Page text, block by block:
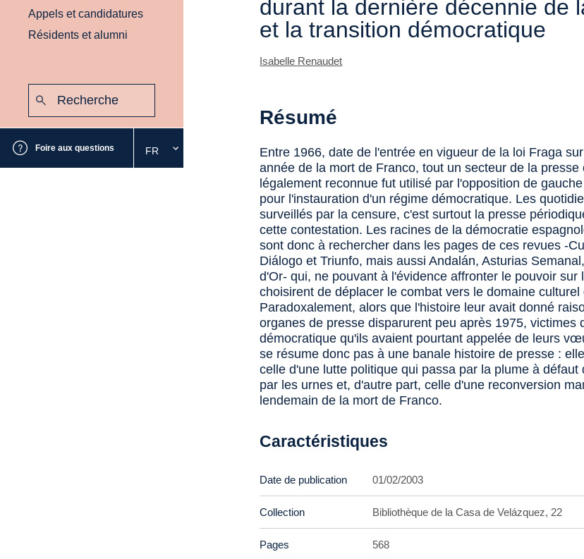
Appels et candidatures
Résidents et alumni
Foire aux questions
Sélectionnez
la
FR
durant la dernière décennie de
et la transition démocratique
Isabelle Renaudet
Résumé
Entre 1966, date de l'entrée en vigueur de la loi Fraga
année de la mort de Franco, tout un secteur de la presse
légalement reconnue fut utilisé par l'opposition de
pour l'instauration d'un régime démocratique. Les
surveillés par la censure, c'est surtout la presse
cette contestation. Les racines de la démocratie
sont donc à rechercher dans les pages de ces revues -
Diálogo et Triunfo, mais aussi Andalán, Asturias
d'Or- qui, ne pouvant à l'évidence affronter le pouvoir sur
choisirent de déplacer le combat vers le domaine culturel
Paradoxalement, alors que l'histoire leur avait donné
organes de presse disparurent peu après 1975, victimes
démocratique qu'ils avaient pourtant appelée de leurs
se résume donc pas à une banale histoire de presse :
celle d'une lutte politique qui passa par la plume à défaut
par les urnes et, d'autre part, celle d'une reconversion
lendemain de la mort de Franco.
Caractéristiques
Date de publication 01/02/2003
Collection Bibliothèque de la Casa de Velázquez, 22
Pages 568